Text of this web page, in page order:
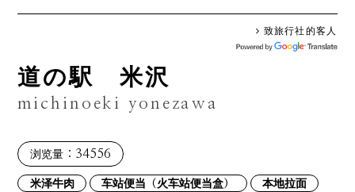
致旅行社的客人
道の駅 米沢
michinoeki yonezawa
浏览量 ：34556
米泽牛肉 车站便当（火车站便当盒）
本地拉面